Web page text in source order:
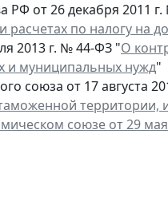
РФ от 26 декабря 2011
по налогу на
2013 г. № 44-ФЗ "О
и муниципальных нужд"
союза от 17 августа
территории,
союзе от 29 мая